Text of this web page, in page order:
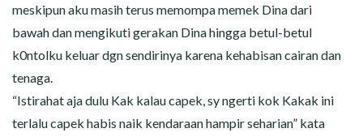
meskipun aku masih terus memompa memek Dina dari
bawah dan mengikuti gerakan Dina hingga betul-betul
k0ntolku keluar dgn sendirinya karena kehabisan cairan dan
tenaga.
“Istirahat aja dulu Kak kalau capek, sy ngerti kok Kakak ini
terlalu capek habis naik kendaraan hampir seharian” kata